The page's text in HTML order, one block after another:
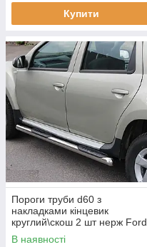
Купити
Пороги труби d60 з
накладками кінцевик
круглий\скош 2 шт нерж Ford
Galaxy 2015-
В наявності